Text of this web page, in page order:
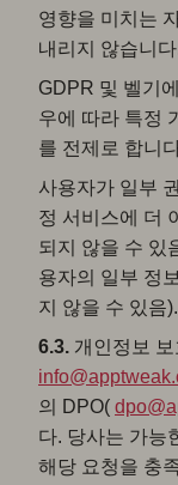
영향을 미치는
내리지 않습니
GDPR 및 벨기
우에 따라 특정
를 전제로 합니
사용자가 일부
정 서비스에 더
되지 않을 수 있
용자의 일부 정
지 않을 수 있음).
6.3. 개인정보
의 DPO(
다. 당사는 가능
해당 요청을 충